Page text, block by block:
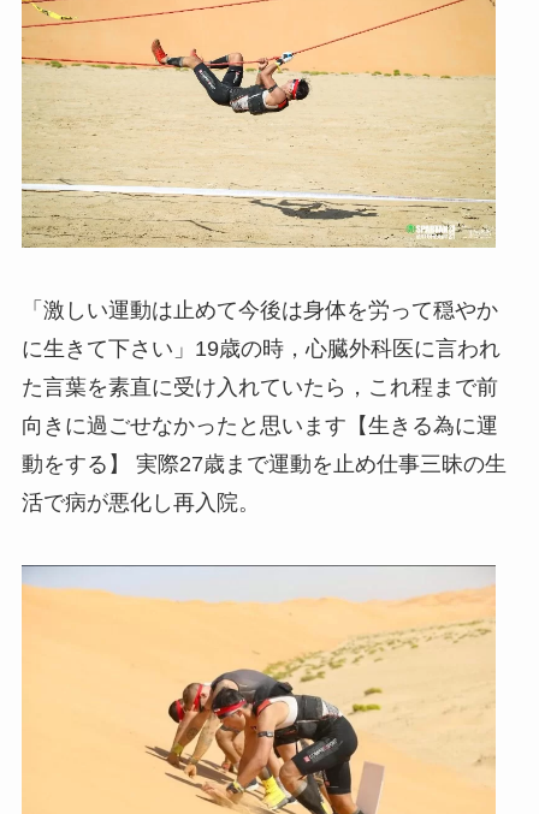
「激しい運動は止めて今後は身体を労って穏やか
に生きて下さい」19歳の時，心臓外科医に言われ
た言葉を素直に受け入れていたら，これ程まで前
向きに過ごせなかったと思います【生きる為に運
動をする】 実際27歳まで運動を止め仕事三昧の生
活で病が悪化し再入院。